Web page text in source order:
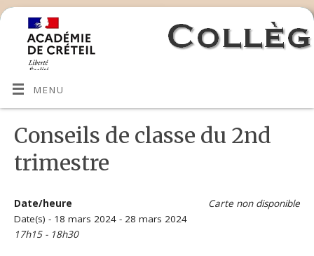
MENU
Conseils de classe du 2nd
trimestre
Carte non disponible
Date/heure
Date(s) - 18 mars 2024 - 28 mars 2024
17h15 - 18h30